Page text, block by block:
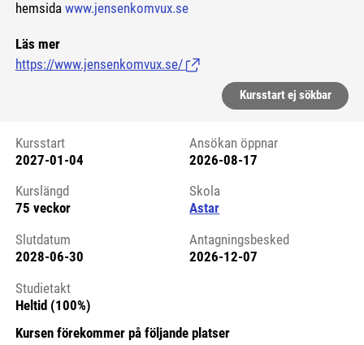
hemsida www.jensenkomvux.se
Läs mer
https://www.jensenkomvux.se/ (Länk till extern sida.)
Kursstart ej sökbar
Kursstart 6319327
Kursstart
2027-01-04
Ansökan öppnar
2026-08-17
Kurslängd
75 veckor
Skola
Astar
Slutdatum
2028-06-30
Antagningsbesked
2026-12-07
Studietakt
Heltid (100%)
Kursen förekommer på följande platser